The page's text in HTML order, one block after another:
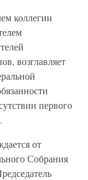
коллегии
возглавляет
первого
от
Собрания